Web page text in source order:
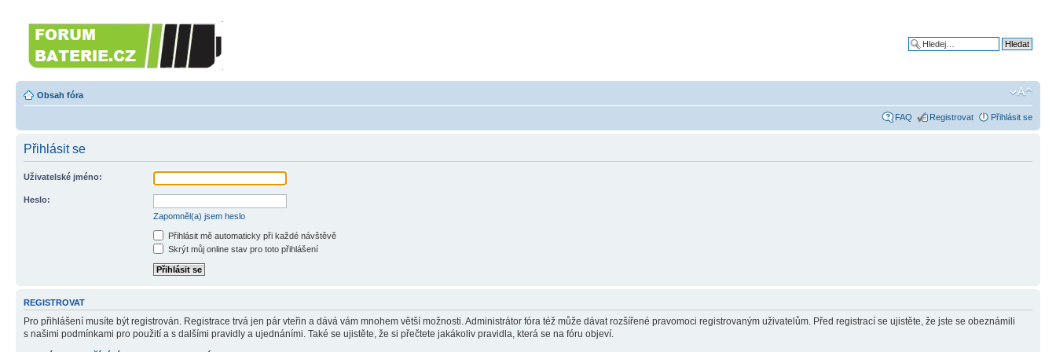
Obsah fóra
FAQ Registrovat Přihlásit se
Přihlásit se
Uživatelské jméno:
Heslo:
Zapomněl(a) jsem heslo
Přihlásit mě automaticky při každé návštěvě
Skrýt můj online stav pro toto přihlášení
REGISTROVAT
Pro přihlášení musíte být registrován. Registrace trvá jen pár vteřin a dává vám mnohem větší možnosti. Administrátor fóra též může dávat rozšířené pravomoci registrovaným uživatelům. Před registrací se ujistěte, že jste se obeznámili
s našimi podmínkami pro použití a s dalšími pravidly a ujednáními. Také se ujistěte, že si přečtete jakákoliv pravidla, která se na fóru objeví.